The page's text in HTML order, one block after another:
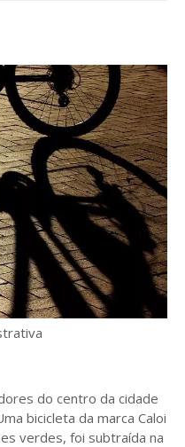
do centro da cidade
bicicleta da marca Caloi
verdes, foi subtraída na